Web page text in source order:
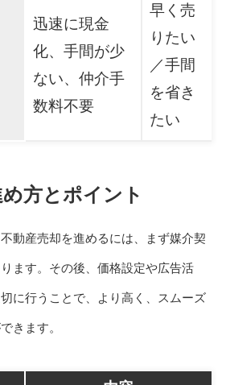
迅速に現金
化、手間が少
ない、仲介手
数料不要
早く売
りたい
／手間
を省き
たい
方とポイント
動産売却を進めるには、まず媒介契
ます。その後、価格設定や広告活
に行うことで、より高く、スムーズ
きます。